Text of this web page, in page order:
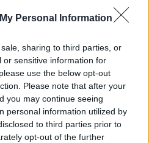
Personal Information
sharing to third parties, or
or sensitive information for
use the below opt-out
Please note that after your
you may continue seeing
personal information utilized by
to third parties prior to
opt-out of the further